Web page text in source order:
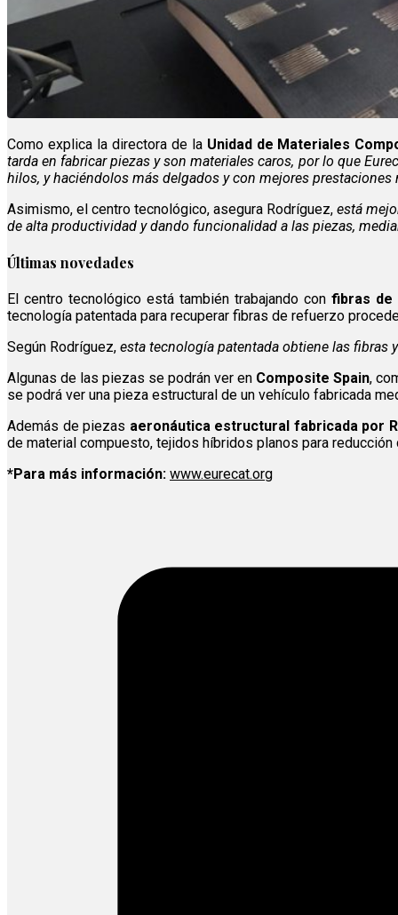
Como explica la directora de la Unidad de Materiales
tarda en fabricar piezas y son materiales caros, por lo que
hilos, y haciéndolos más delgados y con mejores prestaciones
Asimismo, el centro tecnológico, asegura Rodríguez,está
de alta productividad y dando funcionalidad a las piezas,
Últimas novedades
El centro tecnológico está también trabajando con fibras de
tecnología patentada para recuperar fibras de refuerzo
Según Rodríguez, esta tecnología patentada obtiene las fibras
Algunas de las piezas se podrán ver en Composite Spain,
se podrá ver una pieza estructural de un vehículo fabricada
Además de piezas aeronáutica estructural fabricada por
de material compuesto, tejidos híbridos planos para
*Para más información: www.eurecat.org